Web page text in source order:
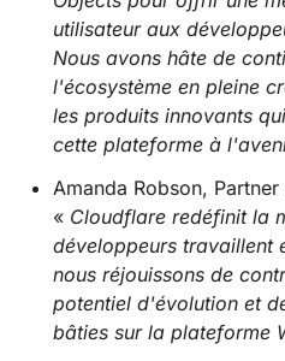
utilisateur aux
Nous avons hâte de
l'écosystème en pleine
les produits innovants
cette plateforme à
Amanda Robson,
« Cloudflare redéfinit la
développeurs travaillent
nous réjouissons de
potentiel d'évolution et
bâties sur la plateforme